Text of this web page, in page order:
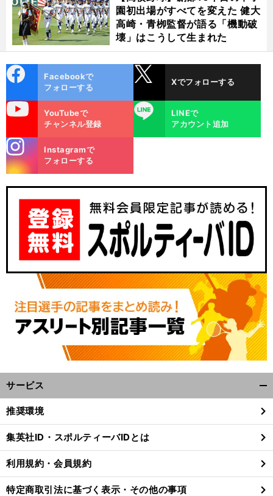
現
」
、
使
」
園初出場がすべてを変えた 健大
高崎・青栁監督が語る「機動破
壊」はこうして生まれた
ok
Facebookで
フォローする
Xでフォローする
YouTubeで
チャンネル登録
LINE
LINEで
アカウント追加
m
Instagramで
フォローする
サービス
閉
る
推奨環境
集英社ID・スポルティーバIDとは
利用規約・会員規約
特定商取引法に基づく表示・その他の事項